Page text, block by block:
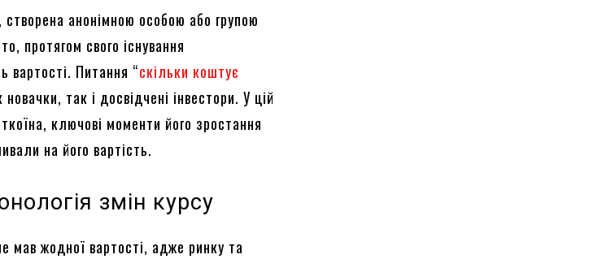
створена анонімною особою або групою
протягом свого існування
вартості. Питання “скільки коштує
так і досвідчені інвестори. У цій
ключові моменти його зростання
на його вартість.
змін курсу
мав жодної вартості, адже ринку та